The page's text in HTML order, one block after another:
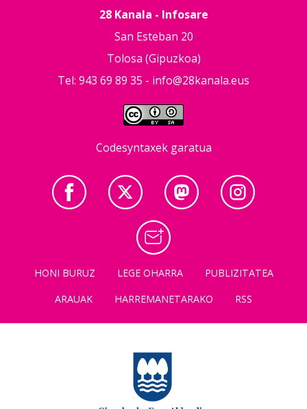
28 Kanala - Infosare
San Esteban 20
Tolosa (Gipuzkoa)
Tel: 943 69 89 35 - info@28kanala.eus
Codesyntaxek garatua
HONI BURUZ LEGE OHARRA
PUBLIZITATEA
ARAUAK
HARREMANETARAKO RSS